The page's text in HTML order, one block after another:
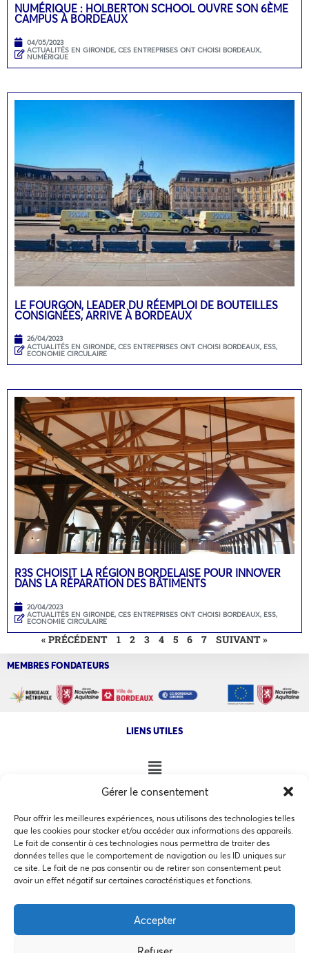
Gérer le consentement
Pour offrir les meilleures expériences, nous utilisons des technologies telles
que les cookies pour stocker et/ou accéder aux informations des appareils.
Le fait de consentir à ces technologies nous permettra de traiter des
données telles que le comportement de navigation ou les ID uniques sur
ce site. Le fait de ne pas consentir ou de retirer son consentement peut
avoir un effet négatif sur certaines caractéristiques et fonctions.
Accepter
Ce site utilise des cookies pour les statistiques et pour
politique de confidentialité
NUMÉRIQUE : HOLBERTON SCHOOL OUVRE SON 6ÈME
CAMPUS À BORDEAUX
04/05/2023
ACTUALITÉS EN GIRONDE, CES ENTREPRISES ONT CHOISI BORDEAUX,
NUMÉRIQUE
LE FOURGON, LEADER DU RÉEMPLOI DE BOUTEILLES
CONSIGNÉES, ARRIVE À BORDEAUX
26/04/2023
ACTUALITÉS EN GIRONDE, CES ENTREPRISES ONT CHOISI BORDEAUX, ESS,
ECONOMIE CIRCULAIRE
R3S CHOISIT LA RÉGION BORDELAISE POUR INNOVER
DANS LA RÉPARATION DES BÂTIMENTS
20/04/2023
ACTUALITÉS EN GIRONDE, CES ENTREPRISES ONT CHOISI BORDEAUX, ESS,
ECONOMIE CIRCULAIRE
« PRÉCÉDENT 1 2 3 4 5 6 7 SUIVANT »
MEMBRES FONDATEURS
LIENS UTILES
NOS AUTRES SITES
COPYRIGHT @ 2026 - INVEST IN BORDEAUX - 32 Allées d'Orléans